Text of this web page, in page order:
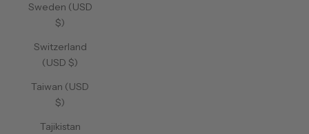
Sweden (USD
$)
Switzerland
(USD $)
Taiwan (USD
$)
Tajikistan